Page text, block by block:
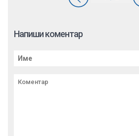
Напиши коментар